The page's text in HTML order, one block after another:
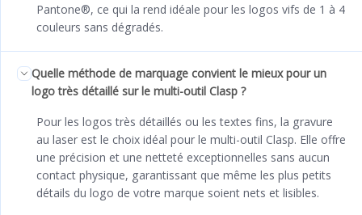
Pantone®, ce qui la rend idéale pour les logos vifs de 1 à 4
couleurs sans dégradés.
Quelle méthode de marquage convient le mieux pour un
logo très détaillé sur le multi-outil Clasp ?
Pour les logos très détaillés ou les textes fins, la gravure
au laser est le choix idéal pour le multi-outil Clasp. Elle offre
une précision et une netteté exceptionnelles sans aucun
contact physique, garantissant que même les plus petits
détails du logo de votre marque soient nets et lisibles.